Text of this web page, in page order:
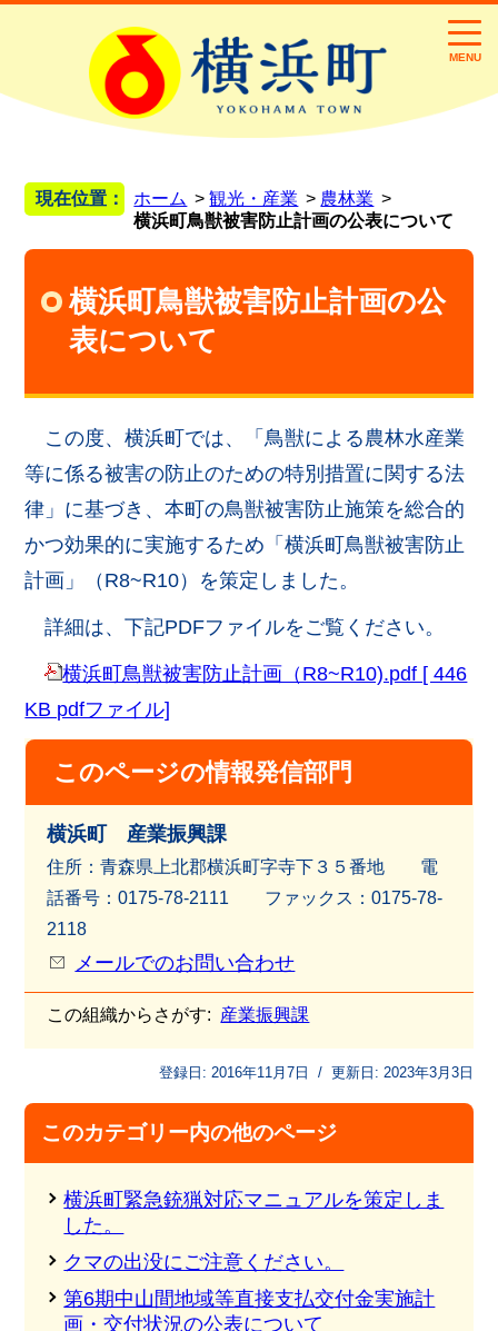
MENU
現在位置： ホーム 観光・産業
農林業
横浜町鳥獣被害防止計画の公表について
横浜町鳥獣被害防止計画の公
表について
この度、横浜町では、「鳥獣による農林水産業
等に係る被害の防止のための特別措置に関する法
律」に基づき、本町の鳥獣被害防止施策を総合的
かつ効果的に実施するため「横浜町鳥獣被害防止
計画」（R8~R10）を策定しました。
詳細は、下記PDFファイルをご覧ください。
横浜町鳥獣被害防止計画（R8~R10).pdf [ 446
KB pdfファイル]
このページの情報発信部門
横浜町 産業振興課
住所：青森県上北郡横浜町字寺下３５番地 電
話番号：0175-78-2111 ファッ クス：0175-78-
2118
メールでのお問い合わせ
この組織からさがす: 産業振興課
登録日: 2016年11月7日 / 更新日: 2023年3月3日
このカテゴリー内の他のページ
横浜町緊急銃猟対応マニュアルを策定しま
した。
クマの出没にご注意ください。
第6期中山間地域等直接支払交付金実施計
画・交付状況の公表について